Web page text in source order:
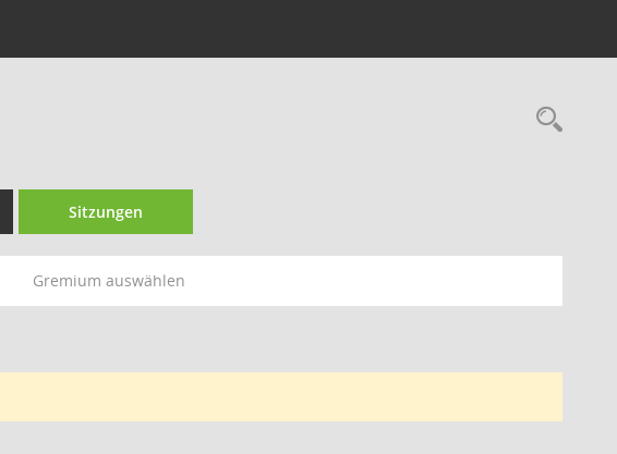
Sitzungen
Gremium auswählen